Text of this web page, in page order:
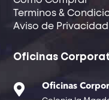
Terminos &
Aviso de Privacidad
Oficinas
 Oficinas